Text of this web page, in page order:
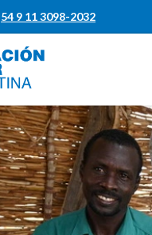
54 9 11 3098-2032